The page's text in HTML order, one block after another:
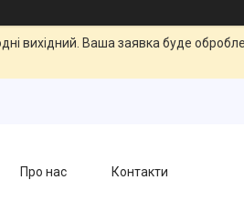
вихідний. Ваша заявка буде
Про нас Контакти